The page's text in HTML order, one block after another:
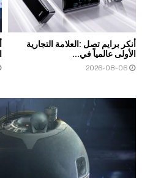
أنكر برايم تصل :العلامة التجارية
الأولى عالمياً في...
2026-08-06